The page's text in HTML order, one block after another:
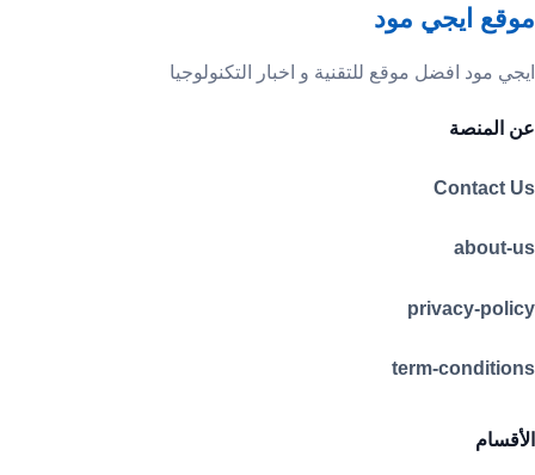
موقع ايجي مود
ايجي مود افضل موقع للتقنية و اخبار التكنولوجيا
عن المنصة
Contact Us
about-us
privacy-policy
term-conditions
الأقسام